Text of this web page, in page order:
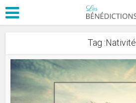
Tag :Nativité